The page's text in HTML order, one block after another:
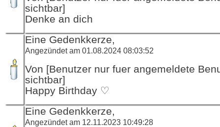
sichtbar]
Denke an dich
Eine Gedenkkerze,
Angezündet am 01.08.2024 08:03:52
Von [Benutzer nur fuer angemeldete
sichtbar]
Happy Birthday ♡
Eine Gedenkkerze,
Angezündet am 12.11.2023 10:49:28